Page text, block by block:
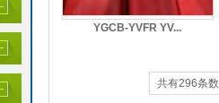
YGCB-YVFR YV...
共有296条